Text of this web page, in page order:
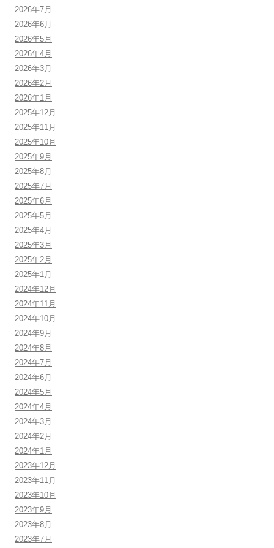
2026年7月
2026年6月
2026年5月
2026年4月
2026年3月
2026年2月
2026年1月
2025年12月
2025年11月
2025年10月
2025年9月
2025年8月
2025年7月
2025年6月
2025年5月
2025年4月
2025年3月
2025年2月
2025年1月
2024年12月
2024年11月
2024年10月
2024年9月
2024年8月
2024年7月
2024年6月
2024年5月
2024年4月
2024年3月
2024年2月
2024年1月
2023年12月
2023年11月
2023年10月
2023年9月
2023年8月
2023年7月